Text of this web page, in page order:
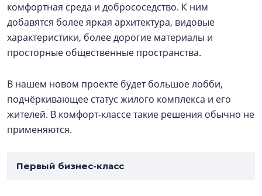
комфортная среда и добрососедство. К ним
добавятся более яркая архитектура, видовые
характеристики, более дорогие материалы и
просторные общественные пространства.
В нашем новом проекте будет большое лобби,
подчёркивающее статус жилого комплекса и его
жителей. В комфорт-классе такие решения обычно не
применяются.
Первый бизнес-класс